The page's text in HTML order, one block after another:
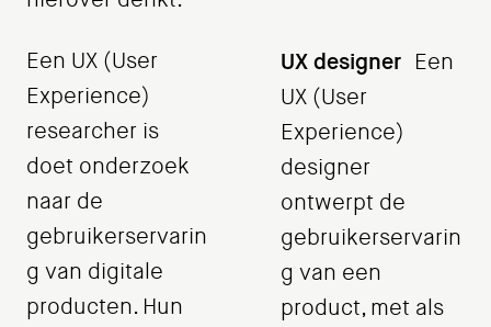
Een UX (User
Experience)
researcher is
doet onderzoek
naar de
gebruikerservarin
g van digitale
producten. Hun
UX designer Een
UX (User
Experience)
designer
ontwerpt de
gebruikerservarin
g van een
product, met als